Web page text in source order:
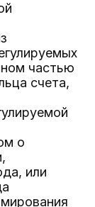
частью
счета,
о
или